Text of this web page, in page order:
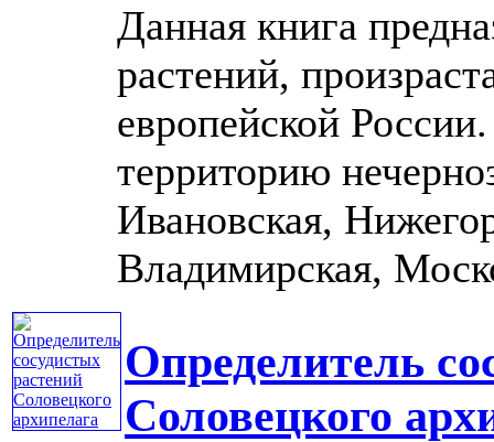
Данная книга
растений,
европейской
территорию
Ивановская,
Владимирская,
Определитель
Соловецкого